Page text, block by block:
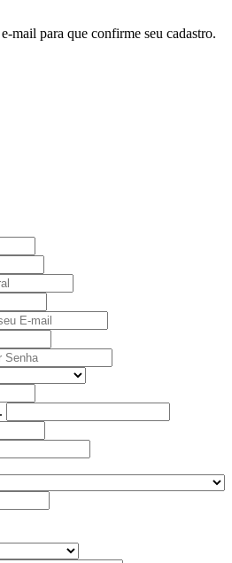
mail para que confirme seu cadastro.